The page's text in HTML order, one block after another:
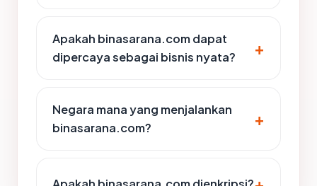
Apakah binasarana.com dapat
dipercaya sebagai bisnis nyata?
Negara mana yang menjalankan
binasarana.com?